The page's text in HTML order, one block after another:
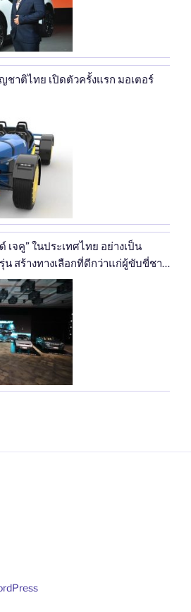
ชาติไทย เปิดตัวครั้งแรก มอเตอร์
เจคู” ในประเทศไทย อย่างเป็น
น สร้างทางเลือกที่ดีกว่าแก่ผู้ขับขี่ชาว
ลางปีนี้!